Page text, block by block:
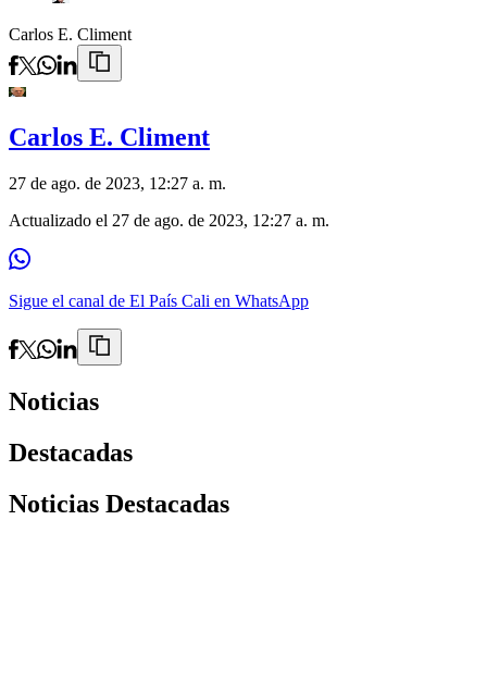
Carlos E. Climent
Carlos E. Climent
27 de ago. de 2023, 12:27 a. m.
Actualizado el 27 de ago. de 2023, 12:27 a. m.
Sigue el canal de El País Cali en WhatsApp
Noticias
Destacadas
Noticias Destacadas